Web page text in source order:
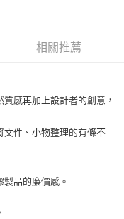
相關推薦
感再加上設計者的創意，
文件、小物整理的有條不
品的廉價感。